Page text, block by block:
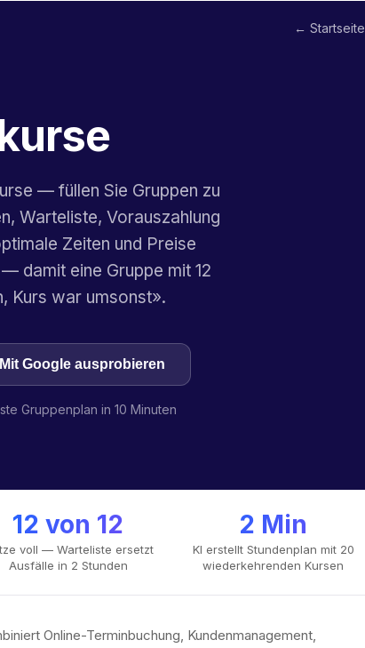
← Startseite
— füllen Sie Gruppen zu
Warteliste, Vorauszahlung
Zeiten und Preise
damit eine Gruppe mit 12
Kurs war umsonst».
Mit Google ausprobieren
Gruppenplan in 10 Minuten
12 von 12
voll — Warteliste ersetzt
Ausfälle in 2 Stunden
2 Min
KI erstellt Stundenplan mit 20
wiederkehrenden Kursen
Online-Terminbuchung, Kundenmanagement,